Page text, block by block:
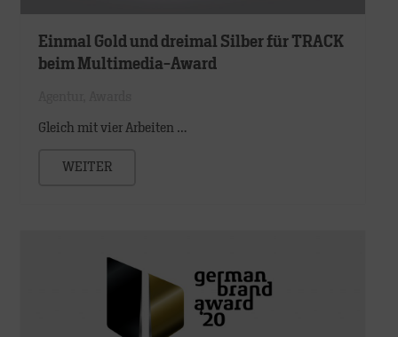
Einmal Gold und dreimal Silber für TRACK
beim Multimedia-Award
Gleich mit vier Arbeiten …
WEITER